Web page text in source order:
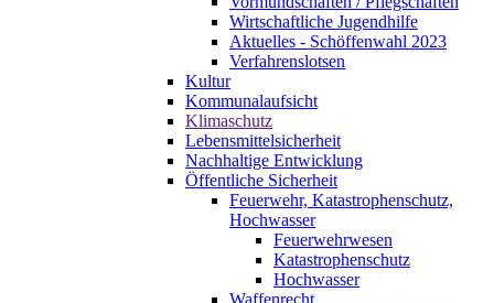
Wirtschaftliche Jugendhilfe
Aktuelles - Schöffenwahl 2023
Verfahrenslotsen
Kultur
Kommunalaufsicht
Klimaschutz
Lebensmittelsicherheit
Nachhaltige Entwicklung
Öffentliche Sicherheit
Feuerwehr, Katastrophenschutz,
Hochwasser
Feuerwehrwesen
Katastrophenschutz
Hochwasser
Waffenrecht